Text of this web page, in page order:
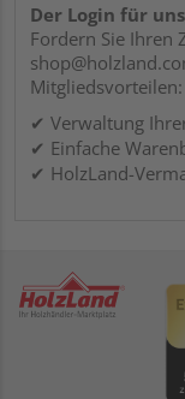
Der Login für
Fordern Sie Ihren
Mitgliedsvorteilen:
Verwaltung
Einfache
HolzLand-